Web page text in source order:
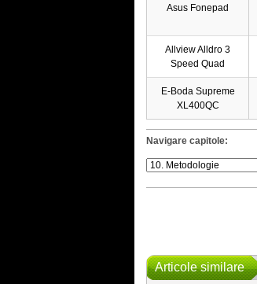
Asus Fonepad
Allview Alldro 3
Speed Quad
E-Boda Supreme
XL400QC
Navigare capitole:
Articole similare